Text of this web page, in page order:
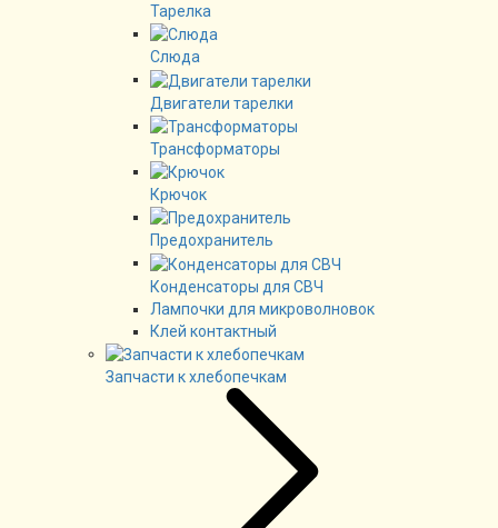
Тарелка
Слюда
Двигатели тарелки
Трансформаторы
Крючок
Предохранитель
Конденсаторы для СВЧ
Лампочки для микроволновок
Клей контактный
Запчасти к хлебопечкам